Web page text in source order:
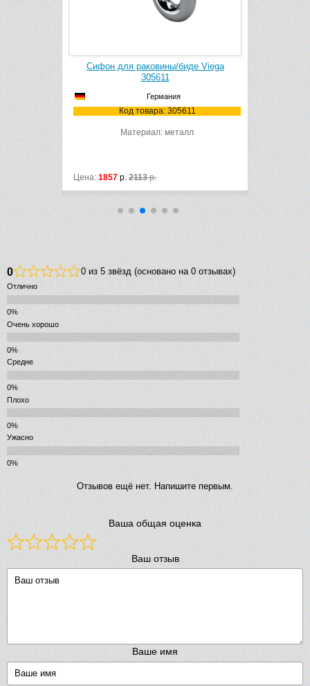
Сифон для раковины/биде Viega
305611
Германия
Код товара: 305611
Материал: металл
Цена: 1857 р. 2113р.
0 0 из 5 звёзд (основано на 0 отзывах)
Отлично
Очень хорошо
Средне
Плохо
Ужасно
Отзывов ещё нет. Напишите первым.
Ваша общая оценка
Ваш отзыв
Ваше имя